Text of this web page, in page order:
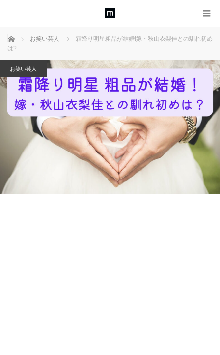
ホーム お笑い芸人
霜降り明星粗品が結婚!嫁・秋山衣梨佳との馴れ初め
は?
お笑い芸人